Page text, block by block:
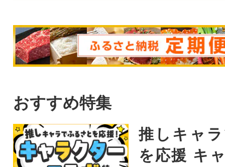
おすすめ特集
推しキャ
を応援 キ